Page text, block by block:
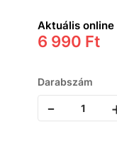
Aktuális online
6 990 Ft
Darabszám
-